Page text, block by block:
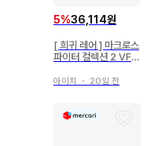
5%36,114원
[ 희귀 레어 ] 마크로스
파이터 컬렉션 2 VF-
아이치 ・ 20일 전